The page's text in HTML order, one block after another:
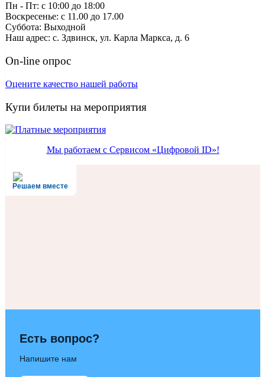
Пн - Пт: c 10:00 до 18:00
Воскресенье: с 11.00 до 17.00
Суббота: Выходной
Наш адрес: с. Здвинск, ул. Карла Маркса, д. 6
On-line опрос
Оцените качество нашей работы
Купи билеты на мероприятия
Мы работаем с Сервисом «Цифровой ID»!
Решаем вместе
Есть вопрос?
Напишите нам